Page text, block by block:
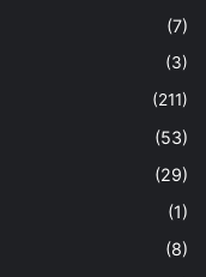
(7)
(3)
(211)
(53)
(29)
(1)
(8)